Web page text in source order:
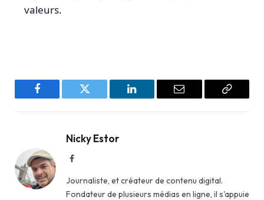
valeurs.
Facebook Twitter LinkedIn Email
Copy
Nicky Estor
Facebook
Journaliste, et créateur de contenu digital.
Fondateur de plusieurs médias en ligne, il s'appuie